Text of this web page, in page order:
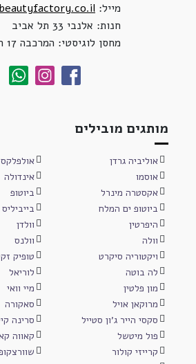
מייל:
חנות: אלנבי 33 תל אביב
מחסן לוגיסטי: המרכבה 17 חולון
מותגים מובילים
אוליביה גרדן
אולפלקס
אוסמו
אינדולה
אקסטרה מינרל
ביוטופ
ביוטופ ים המלח
היפרטין
וולדן
וולה
וולנס
ויקטוריה סיקרט
טופיק
לה בוטה
לוריאל
מון פלטין
מיי וואי
מרוקאן אויל
סאקורה
סקסי הייר ג'ון סטייל
סרינה
פול מיטשל
קאווה
קרייזי קולור